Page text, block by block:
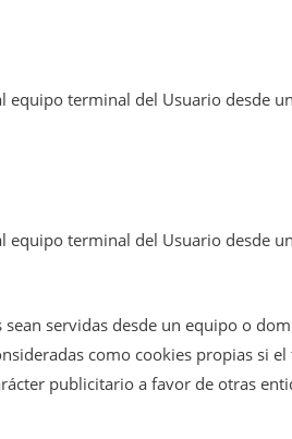
equipo terminal del Usuario desde
equipo terminal del Usuario desde
sean servidas desde un equipo o
como cookies propias si
publicitario a favor de otras